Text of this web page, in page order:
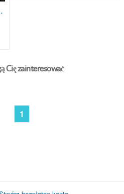
Cię zainteresować
1